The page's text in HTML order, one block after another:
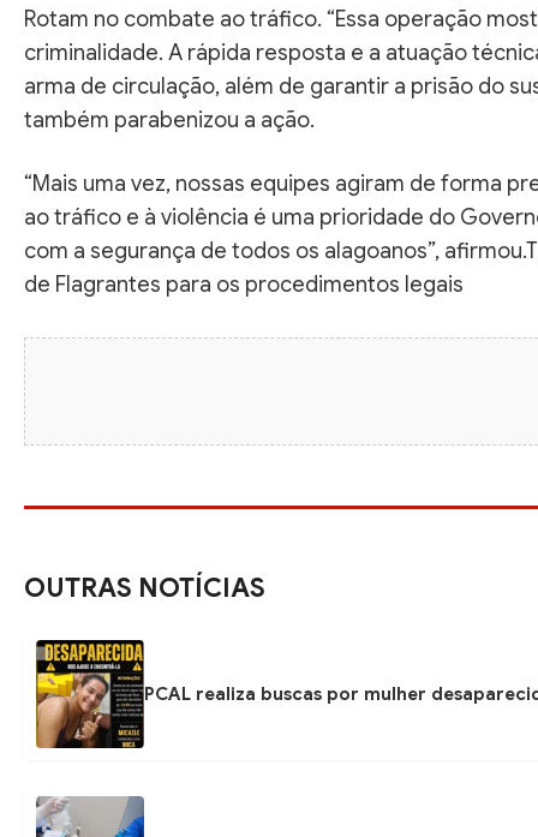
Rotam no combate ao tráfico. “Essa operação
criminalidade. A rápida resposta e a atuação
arma de circulação, além de garantir a prisão do
também parabenizou a ação.
“Mais uma vez, nossas equipes agiram de forma
ao tráfico e à violência é uma prioridade do
com a segurança de todos os alagoanos”,
de Flagrantes para os procedimentos legais
OUTRAS NOTÍCIAS
PCAL realiza buscas por mulher